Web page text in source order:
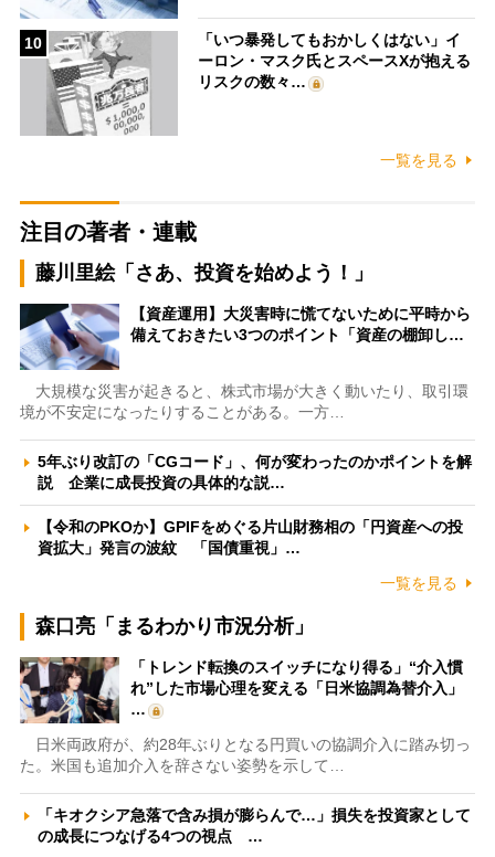
10
「いつ暴発してもおかしくはない」イ
ーロン・マスク氏とスペースXが抱える
リスクの数々…
一覧を見る
注目の著者・連載
藤川里絵「さあ、投資を始めよう！」
【資産運用】大災害時に慌てないために平時から
備えておきたい3つのポイント「資産の棚卸し…
大規模な災害が起きると、株式市場が大きく動いたり、取引環
境が不安定になったりすることがある。一方…
5年ぶり改訂の「CGコード」、何が変わったのかポイントを解
説 企業に成長投資の具体的な説…
【令和のPKOか】GPIFをめぐる片山財務相の「円資産への投
資拡大」発言の波紋 「国債重視」…
一覧を見る
森口亮「まるわかり市況分析」
「トレンド転換のスイッチになり得る」“介入慣
れ”した市場心理を変える「日米協調為替介入」
…
日米両政府が、約28年ぶりとなる円買いの協調介入に踏み切っ
た。米国も追加介入を辞さない姿勢を示して…
「キオクシア急落で含み損が膨らんで…」損失を投資家として
の成長につなげる4つの視点 …